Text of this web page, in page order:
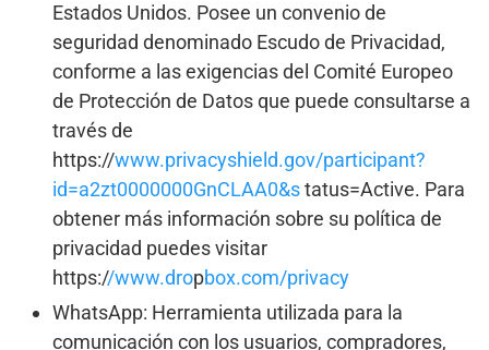
Estados Unidos. Posee un convenio de
seguridad denominado Escudo de Privacidad,
conforme a las exigencias del Comité Europeo
de Protección de Datos que puede consultarse a
través de
https://www.privacyshield.gov/participant?
id=a2zt0000000GnCLAA0&status=Active. Para
obtener más información sobre su política de
privacidad puedes visitar
https://www.dropbox.com/privacy
WhatsApp: Herramienta utilizada para la
comunicación con los usuarios, compradores,